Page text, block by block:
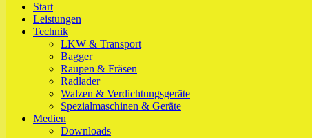
Start
Leistungen
Technik
LKW & Transport
Bagger
Raupen & Fräsen
Radlader
Walzen & Verdichtungsgeräte
Spezialmaschinen & Geräte
Medien
Downloads